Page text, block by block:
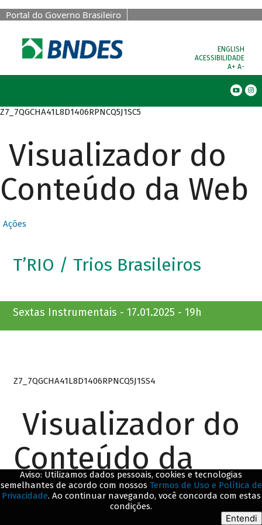
Portal do Governo Brasileiro
ENGLISH
ACESSIBILIDADE
A+ A-
Z7_7QGCHA41L8D1406RPNCQ5J1SC5
Visualizador do
Conteúdo da Web
Ações
T’RIO / Trios Brasileiros
Sextas Instrumentais - 17.01.2025 - 19h
Z7_7QGCHA41L8D1406RPNCQ5J1SS4
Visualizador do
Conteúdo da
Web
Aviso: Utilizamos dados pessoais, cookies e tecnologias
semelhantes de acordo com nossos Termos de Uso e Política de
Privacidade. Ao continuar navegando, você concorda com estas
condições.
Entendi